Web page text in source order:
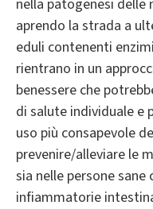
nella patogenesi
aprendo la strada a
eduli contenenti
rientrano in un
benessere che
di salute individuale e
uso più consapevole
prevenire/alleviare le
sia nelle persone
infiammatorie